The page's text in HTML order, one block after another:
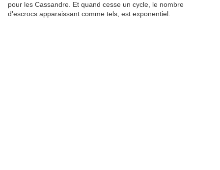
pour les Cassandre. Et quand cesse un cycle, le nombre
d'escrocs apparaissant comme tels, est exponentiel.